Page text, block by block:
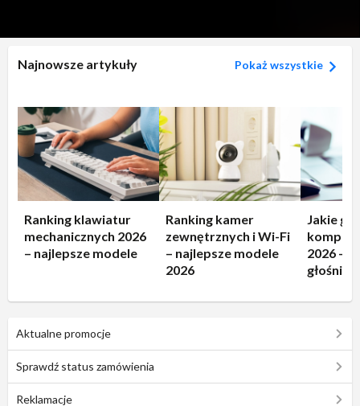
Najnowsze artykuły Pokaż wszystkie
Ranking klawiatur
mechanicznych 2026
– najlepsze modele
Ranking kamer
zewnętrznych i Wi-Fi
– najlepsze modele
2026
Jakie
2026 –
głośniki!
Aktualne promocje
Sprawdź status zamówienia
Reklamacje